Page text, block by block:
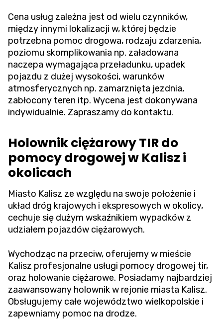
Cena usług zależna jest od wielu czynników,
między innymi lokalizacji w, której będzie
potrzebna pomoc drogowa, rodzaju zdarzenia,
poziomu skomplikowania np. załadowana
naczepa wymagająca przeładunku, upadek
pojazdu z dużej wysokości, warunków
atmosferycznych np. zamarznięta jezdnia,
zabłocony teren itp. Wycena jest dokonywana
indywidualnie. Zapraszamy do kontaktu.
Holownik ciężarowy TIR do
pomocy drogowej w Kalisz i
okolicach
Miasto Kalisz ze względu na swoje położenie i
układ dróg krajowych i ekspresowych w okolicy,
cechuje się dużym wskaźnikiem wypadków z
udziałem pojazdów ciężarowych.
Wychodząc na przeciw, oferujemy w mieście
Kalisz profesjonalne usługi pomocy drogowej tir,
oraz holowanie ciężarowe. Posiadamy najbardziej
zaawansowany holownik w rejonie miasta Kalisz.
Obsługujemy całe województwo wielkopolskie i
zapewniamy pomoc na drodze.